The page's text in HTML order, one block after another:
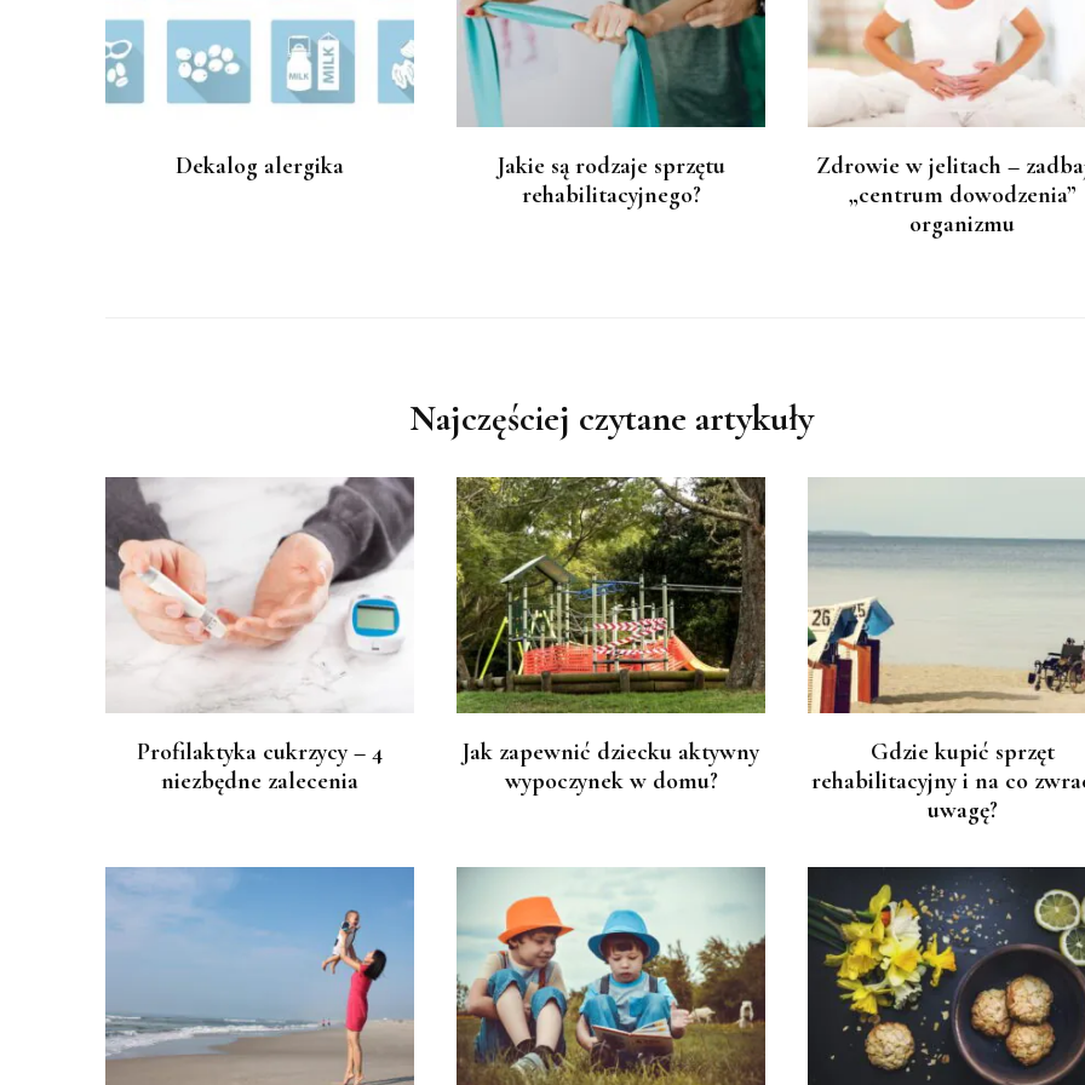
Dekalog alergika
Jakie są rodzaje sprzętu
rehabilitacyjnego?
Zdrowie w jelitach –
„centrum dowodzenia”
organizmu
Najczęściej czytane artykuły
Profilaktyka cukrzycy – 4
niezbędne zalecenia
Jak zapewnić dziecku aktywny
wypoczynek w domu?
Gdzie kupić sprzęt
rehabilitacyjny i na co
uwagę?